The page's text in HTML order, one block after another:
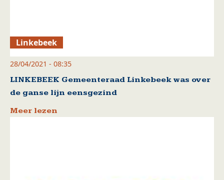
Linkebeek
28/04/2021 - 08:35
LINKEBEEK Gemeenteraad Linkebeek was over
de ganse lijn eensgezind
Meer lezen